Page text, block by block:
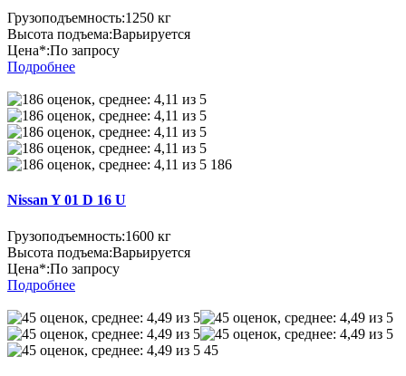
Грузоподъемность:1250 кг
Высота подъема:Варьируется
Цена*:По запросу
Подробнее
186
Nissan Y 01 D 16 U
Грузоподъемность:1600 кг
Высота подъема:Варьируется
Цена*:По запросу
Подробнее
45